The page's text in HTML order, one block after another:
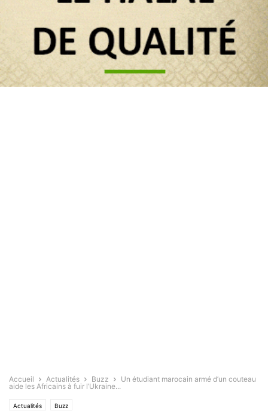
Accueil Actualités Buzz
Un étudiant marocain armé d’un couteau
aide les Africains à fuir l’Ukraine...
Actualités Buzz